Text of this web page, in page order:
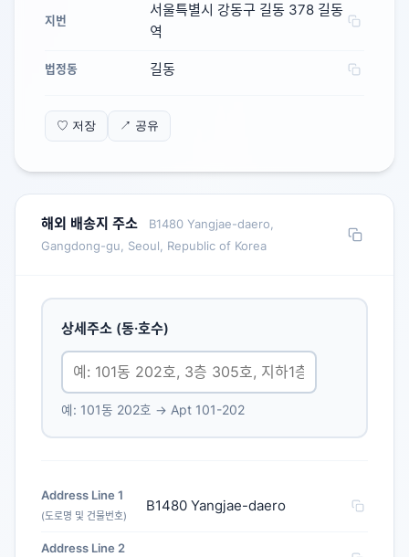
지번
서울특별시 강동구 길동 378 길동
역
법정동 길동
♡ 저장 ↗ 공유
해외 배송지 주소
B1480 Yangjae-daero,
Gangdong-gu, Seoul, Republic of Korea
상세주소 (동·호수)
예: 101동 202호 → Apt 101-202
Address Line 1
(도로명 및 건물번호)
B1480 Yangjae-daero
Address Line 2